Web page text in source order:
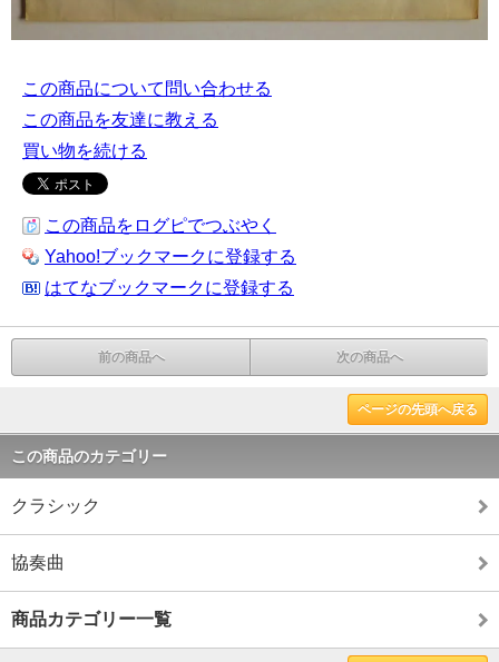
この商品について問い合わせる
この商品を友達に教える
買い物を続ける
この商品をログピでつぶやく
Yahoo!ブックマークに登録する
はてなブックマークに登録する
前の商品へ 次の商品へ
ページの先頭へ戻る
この商品のカテゴリー
クラシック
協奏曲
商品カテゴリー一覧